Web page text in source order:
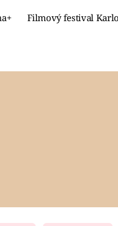
Filmový festival